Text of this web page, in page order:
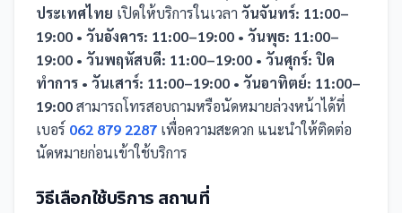
ประเทศไทย เปิดให้บริการในเวลา วันจันทร์: 11:00–
19:00 • วันอังคาร: 11:00–19:00 • วันพุธ: 11:00–
19:00 • วันพฤหัสบดี: 11:00–19:00 • วันศุกร์: ปิด
ทำการ • วันเสาร์: 11:00–19:00 • วันอาทิตย์: 11:00–
19:00สามารถโทรสอบถามหรือนัดหมายล่วงหน้าได้ที่
เบอร์ 062 879 2287 เพื่อความสะดวก แนะนำให้ติดต่อ
นัดหมายก่อนเข้าใช้บริการ
วิธีเลือกใช้บริการ สถานที่